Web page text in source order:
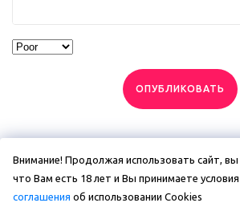
ОПУБЛИКОВАТЬ
Внимание! Продолжая использовать сайт,
что Вам есть 18 лет и Вы принимаете условия
соглашения об использовании Сookies